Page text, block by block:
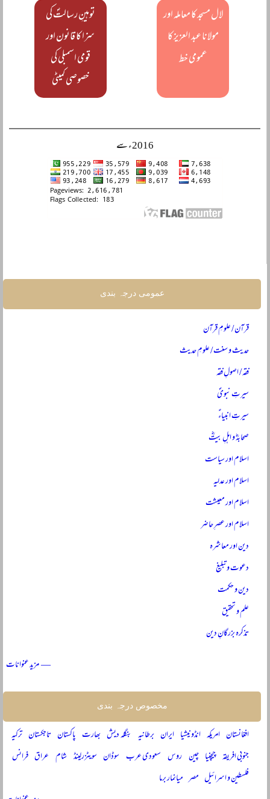
لال مسجد کا معاملہ اور
مولانا عبد العزیز کا
عمومی خط
توہینِ رسالتؐ کی
سزا کا قانون اور
قومی اسمبلی کی
خصوصی کمیٹی
2016ء سے
عمومی درجہ بندی
قرآن / علومِ قرآن
حدیث و سنت / علومِ حدیث
فقہ / اصولِ فقہ
سیرتِ نبویؐ
سیرتِ انبیاءؑ
صحابہؓ و اہلِ بیتؓ
اسلام اور سیاست
اسلام اور عدلیہ
اسلام اور معیشت
اسلام اور عصرِ حاضر
دین اور معاشرہ
دعوت و تبلیغ
دین و حکمت
علم و تحقیق
تذکرہ بزرگانِ دین
— مزید عنوانات
مخصوص درجہ بندی
افغانستان امریکہ انڈونیشیا ایران برطانیہ بنگلہ دیش بھارت پاکستان تاجکستان ترکیہ
جنوبی افریقہ چیچنیا چین روس سعودی عرب سوڈان سویٹزرلینڈ شام عراق فرانس
فلسطین و اسرائیل مصر میانمار برما